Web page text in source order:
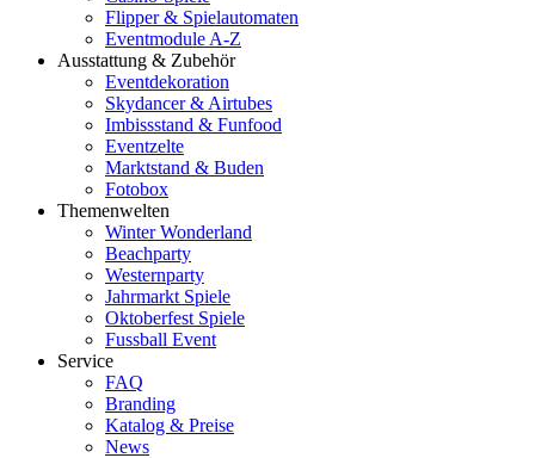
Flipper & Spielautomaten
Eventmodule A-Z
Ausstattung & Zubehör
Eventdekoration
Skydancer & Airtubes
Imbissstand & Funfood
Eventzelte
Marktstand & Buden
Fotobox
Themenwelten
Winter Wonderland
Beachparty
Westernparty
Jahrmarkt Spiele
Oktoberfest Spiele
Fussball Event
Service
FAQ
Branding
Katalog & Preise
News